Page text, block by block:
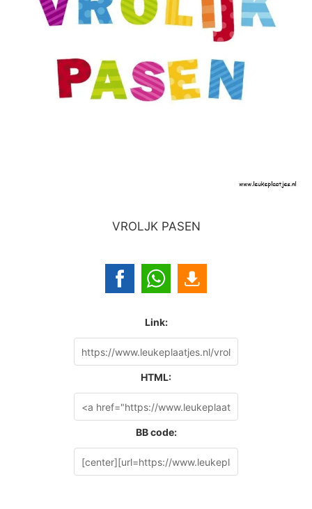
VROLJK PASEN
Link:
HTML:
BB code: